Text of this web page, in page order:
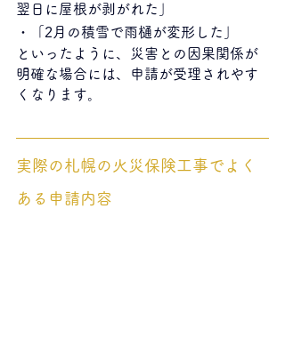
翌日に屋根が剥がれた」
・「2月の積雪で雨樋が変形した」
といったように、災害との因果関係が
明確な場合には、申請が受理されやす
くなります。
実際の札幌の火災保険工事でよく
ある申請内容